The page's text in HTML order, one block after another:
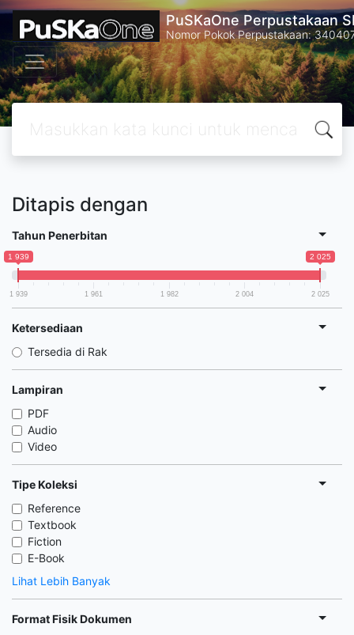
PuSKaOne Perpustakaan
Nomor Pokok Perpustakaan:
Ditapis dengan
Tahun Penerbitan
1 939 2 025
1 939 1 961 1 982 2 004 2 025
Ketersediaan
Tersedia di Rak
Lampiran
PDF
Audio
Video
Tipe Koleksi
Reference
Textbook
Fiction
E-Book
Lihat Lebih Banyak
Format Fisik Dokumen